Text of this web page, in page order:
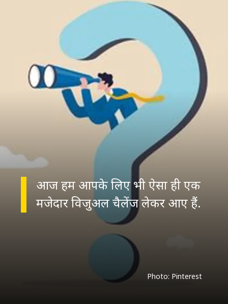
आज हम आपके लिए भी ऐसा ही एक
Photo: Pinterest